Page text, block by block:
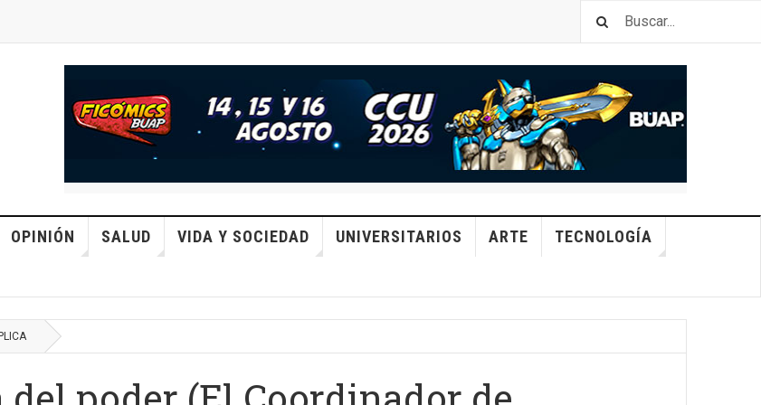
OPINIÓN SALUD VIDA Y SOCIEDAD UNIVERSITARIOS ARTE TECNOLOGÍA